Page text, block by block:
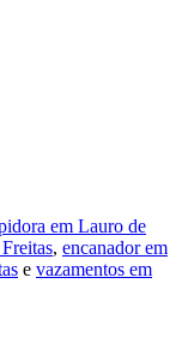
em Lauro de
, encanador em
e vazamentos em